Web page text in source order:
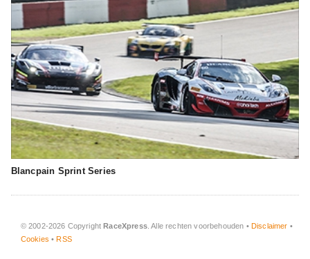
Blancpain Sprint Series
© 2002-2026 CopyrightRaceXpress. Alle rechten voorbehouden • Disclaimer •
Cookies •RSS